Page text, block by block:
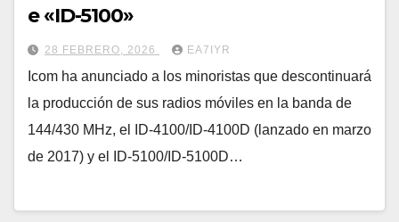
e «ID-5100»
28 FEBRERO, 2026 EA7IYR
Icom ha anunciado a los minoristas que descontinuará
la producción de sus radios móviles en la banda de
144/430 MHz, el ID-4100/ID-4100D (lanzado en marzo
de 2017) y el ID-5100/ID-5100D…